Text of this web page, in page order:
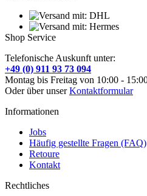
Shop Service
Telefonische Auskunft unter:
+49 (0) 911 93 73 094
Montag bis Freitag von 10:00 -
Oder über unserKontaktformular
Informationen
Jobs
Häufig gestellte Fragen (FAQ)
Retoure
Kontakt
Rechtliches